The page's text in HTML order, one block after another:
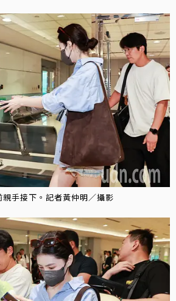
手接下。記者黃仲明／攝影